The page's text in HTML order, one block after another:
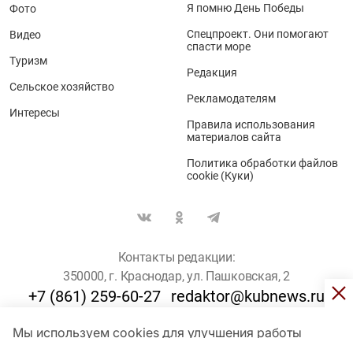
Мы используем cookies для улучшения работы
Фото
Видео
Туризм
Сельское хозяйство
Интересы
Я помню День Победы
Спецпроект. Они помогают
спасти море
Редакция
Рекламодателям
Правила использования
материалов сайта
Политика обработки файлов
cookie (Куки)
Контакты редакции:
350000, г. Краснодар, ул. Пашковская, 2
+7 (861) 259-60-27 redaktor@kubnews.ru